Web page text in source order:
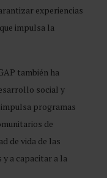
experiencias
impulsa la
también ha
social y
impulsa programas
de
de vida de las
y a capacitar a la